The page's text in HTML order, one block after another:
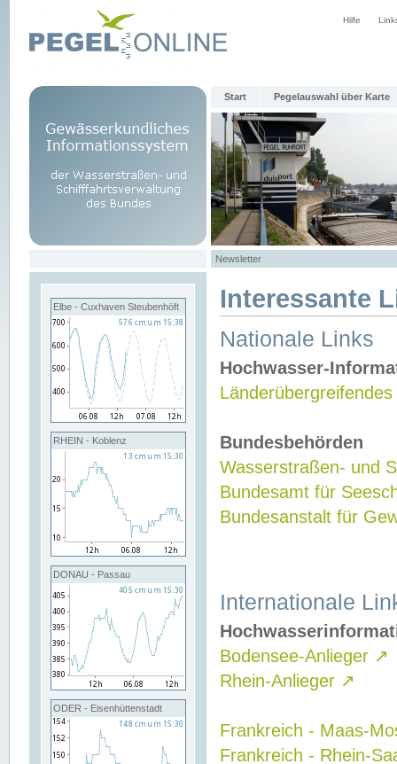
Hilfe
Start Pegelauswahl über Karte
Newsletter
Elbe - Cuxhaven Steubenhöft
RHEIN - Koblenz
DONAU - Passau
ODER - Eisenhüttenstadt
Interessante
Nationale Links
Hochwasser-
Bundesbehörden
Wasserstraßen- und
Bundesamt für
Bundesanstalt für
Internationale
Bodensee-Anlieger ↗
Rhein-Anlieger ↗
Frankreich - Maas-
Frankreich - Rhein-